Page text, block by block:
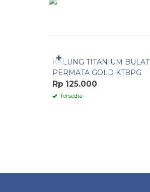
KALUNG TITANIUM BULAT
PERMATA GOLD KTBPG
Rp 125.000
Tersedia
✚